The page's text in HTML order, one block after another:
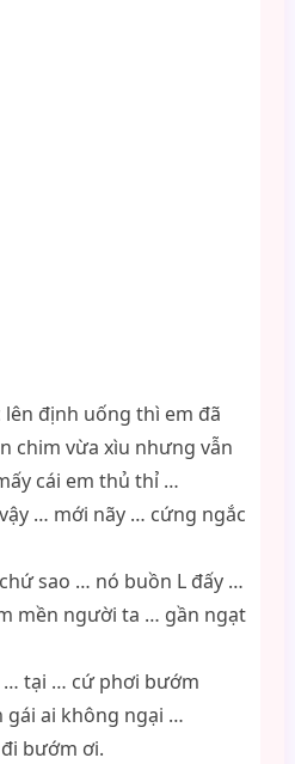
định uống thì em đã
chim vừa xìu nhưng vẫn
cái em thủ thỉ …
… mới nãy … cứng ngắc
sao … nó buồn L đấy …
mền người ta … gần ngạt
tại … cứ phơi bướm
ai không ngại …
bướm ơi.